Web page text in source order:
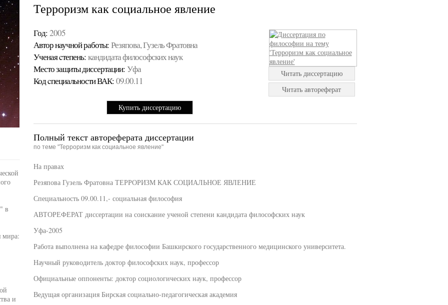
Терроризм как социальное явление
Год: 2005
Автор научной работы: Резяпова, Гузель Фратовна
Ученая cтепень: кандидата философских наук
Место защиты диссертации: Уфа
Код cпециальности ВАК: 09.00.11
Купить диссертацию
Читать диссертацию
Читать автореферат
Полный текст автореферата диссертации
по теме "Терроризм как социальное явление"
На правах
Резяпова Гузель Фратовна ТЕРРОРИЗМ КАК СОЦИАЛЬНОЕ ЯВЛЕНИЕ
Специальность 09.00.11,- социальная философия
АВТОРЕФЕРАТ диссертации на соискание ученой степени кандидата философских наук
Уфа-2005
Работа выполнена на кафедре философии Башкирского государственного медицинского университета.
Научный руководитель доктор философских наук, профессор
Официальные оппоненты: доктор социологических наук, профессор
Ведущая организация Бирская социально-педагогическая академия
в
мира:
и